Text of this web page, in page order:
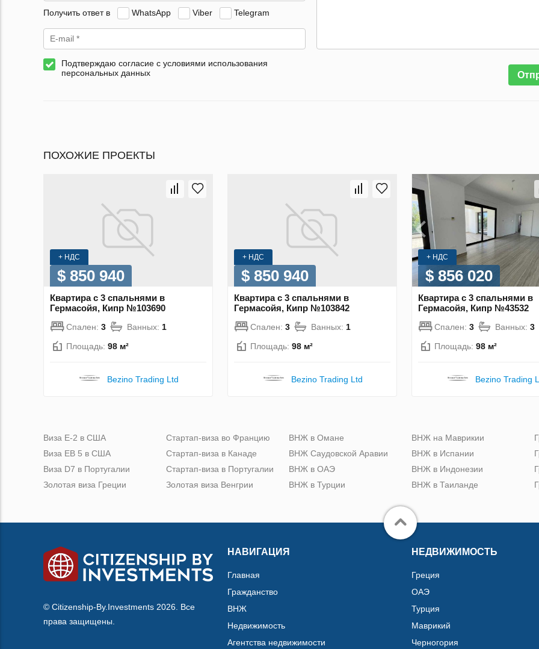
Получить ответ в WhatsApp Viber Telegram
Подтверждаю согласие с условиями использования
персональных данных
ПОХОЖИЕ ПРОЕКТЫ
+ НДС
$ 850 940
Квартира с 3 спальнями в
Гермасойя, Кипр №103690
Спален: 3 Ванных: 1
Площадь: 98 м²
Bezino Trading Ltd
+ НДС
$ 850 940
Квартира с 3 спальнями в
Гермасойя, Кипр №103842
Спален: 3 Ванных: 1
Площадь: 98 м²
Bezino Trading Ltd
+ НДС
$ 856 020
Квартира с 3 спальнями в
Гермасойя, Кипр №43532
Спален: 3 Ванных: 3
Площадь: 98 м²
Bezino Trading
Виза Е-2 в США
Виза ЕВ 5 в США
Виза D7 в Португалии
Золотая виза Греции
Стартап-виза во Францию
Стартап-виза в Канаде
Стартап-виза в Португалии
Золотая виза Венгрии
ВНЖ в Омане
ВНЖ Саудовской Аравии
ВНЖ в ОАЭ
ВНЖ в Турции
ВНЖ на Маврикии
ВНЖ в Испании
ВНЖ в Индонезии
ВНЖ в Таиланде
© Citizenship-By.Investments 2026. Все
права защищены.
НАВИГАЦИЯ
Главная
Гражданство
ВНЖ
Недвижимость
Агентства недвижимости
НЕДВИЖИМОСТЬ
Греция
ОАЭ
Турция
Маврикий
Черногория